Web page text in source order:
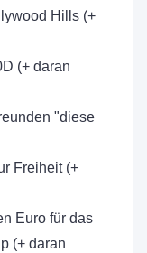
Hills (+
(+ daran
"diese
Freiheit (+
Euro für das
(+ daran